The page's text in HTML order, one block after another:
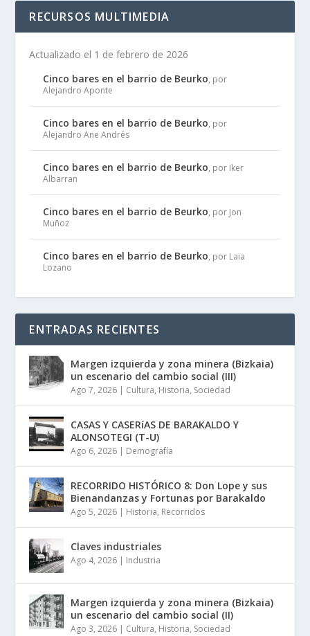
RECURSOS MULTIMEDIA
Actualizado el 1 de febrero de 2026
Cinco bares en el barrio de Beurko, por
Alejandro Aponte
Cinco bares en el barrio de Beurko, por
Alejandro Ane Andrés
Cinco bares en el barrio de Beurko, por Iker
Albarran
Cinco bares en el barrio de Beurko, por Jon
Muñoz
Cinco bares en el barrio de Beurko, por Laia
Lozano
ENTRADAS RECIENTES
Margen izquierda y zona minera (Bizkaia)
un escenario del cambio social (III)
Ago 7, 2026 | Cultura, Historia, Sociedad
CASAS Y CASERíAS DE BARAKALDO Y
ALONSOTEGI (T-U)
Ago 6, 2026 | Demografía
RECORRIDO HISTÓRICO 8: Don Lope y sus
Bienandanzas y Fortunas por Barakaldo
Ago 5, 2026 | Historia, Recorridos
Claves industriales
Ago 4, 2026 | Industria
Margen izquierda y zona minera (Bizkaia)
un escenario del cambio social (II)
Ago 3, 2026 | Cultura, Historia, Sociedad